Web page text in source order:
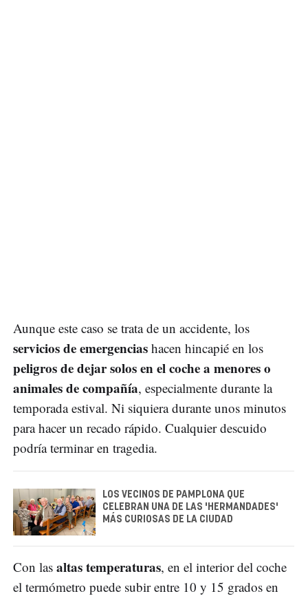
Aunque este caso se trata de un accidente, los
servicios de emergencias hacen hincapié en los
peligros de dejar solos en el coche a menores o
animales de compañía, especialmente durante la
temporada estival. Ni siquiera durante unos minutos
para hacer un recado rápido. Cualquier descuido
podría terminar en tragedia.
LOS VECINOS DE PAMPLONA QUE
CELEBRAN UNA DE LAS 'HERMANDADES'
MÁS CURIOSAS DE LA CIUDAD
Con las altas temperaturas, en el interior del coche
el termómetro puede subir entre 10 y 15 grados en